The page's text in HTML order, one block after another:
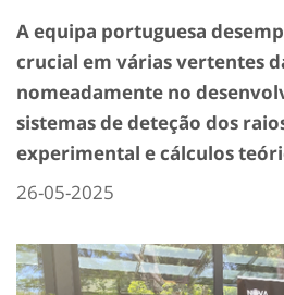
A equipa portuguesa
crucial em várias vertentes
nomeadamente no
sistemas de deteção dos
experimental e cálculos
26-05-2025